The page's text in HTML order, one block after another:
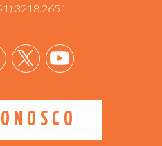
3218.2651